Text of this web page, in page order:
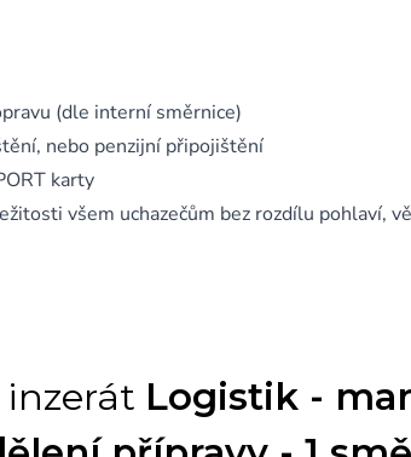
(dle interní směrnice)
nebo penzijní připojištění
karty
všem uchazečům bez rozdílu pohlaví,